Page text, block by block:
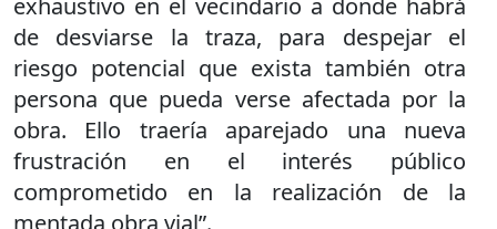
exhaustivo en el vecindario a donde habrá
de desviarse la traza, para despejar el
riesgo potencial que exista también otra
persona que pueda verse afectada por la
obra. Ello traería aparejado una nueva
frustración en el interés público
comprometido en la realización de la
mentada obra vial”.